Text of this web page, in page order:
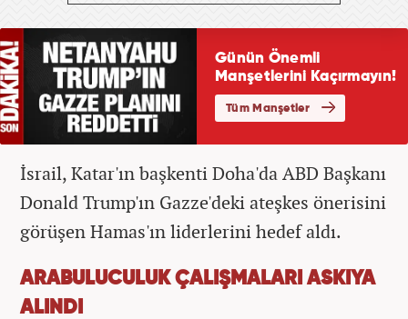
İsrail, Katar'ın başkenti Doha'da ABD Başkanı
Donald Trump'ın Gazze'deki ateşkes önerisini
görüşen Hamas'ın liderlerini hedef aldı.
ARABULUCULUK ÇALIŞMALARI ASKIYA
ALINDI